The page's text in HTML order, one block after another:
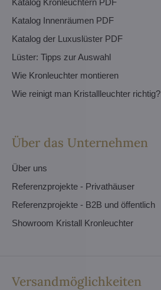
Katalog Innenräumen PDF
Katalog der Luxuslüster PDF
Lüster: Tipps zur Auswahl
Wie Kronleuchter montieren
Wie reinigt man Kristallleuchter richtig?
Über das Unternehmen
Über uns
Referenzprojekte - Privathäuser
Referenzprojekte - B2B und öffentlich
Showroom Kristall Kronleuchter
Versandmöglichkeiten